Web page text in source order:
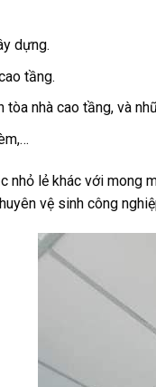
dựng.
tầng.
tòa nhà cao tầng, và
nhỏ lẻ khác với mong
vệ sinh công